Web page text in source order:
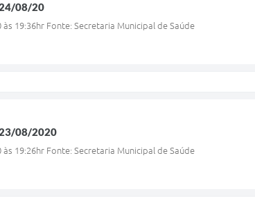
08/20
19:36hr Fonte: Secretaria Municipal de Saúde
23/08/2020
19:26hr Fonte: Secretaria Municipal de Saúde